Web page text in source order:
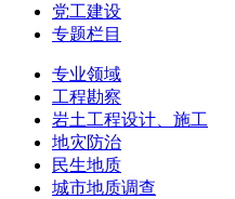
党工建设
专题栏目
专业领域
工程勘察
岩土工程设计、施工
地灾防治
民生地质
城市地质调查